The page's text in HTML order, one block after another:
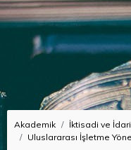
Akademik
İktisadi ve
Uluslararası İşletme